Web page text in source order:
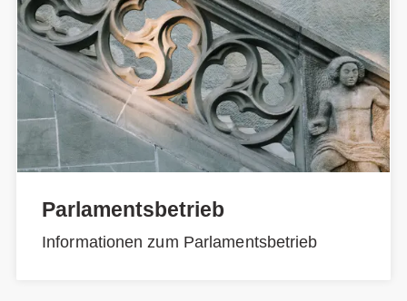
Parlamentsbetrieb
Informationen zum Parlamentsbetrieb